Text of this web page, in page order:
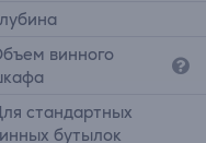
винного
стандартных
бутылок